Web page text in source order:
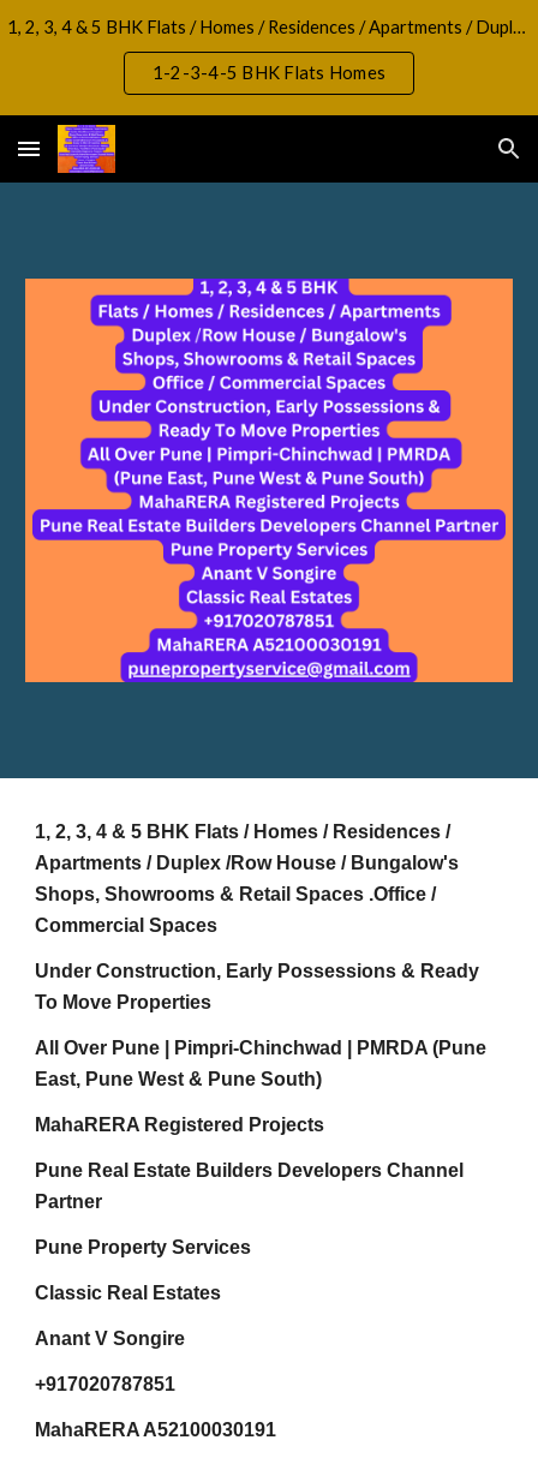
Skip to navigation
1, 2, 3, 4 & 5 BHK Flats / Homes / Residences / Apartments / Duplex / RowHouse / Bungalow, Shops, Showrooms & Retail Spaces Office / Commercial Spaces
1-2-3-4-5 BHK Flats Homes
1, 2, 3, 4 & 5 BHK Flats / Homes / Residences /
Apartments / Duplex /Row House / Bungalow's
Shops, Showrooms & Retail Spaces .Office /
Commercial Spaces
Under Construction, Early Possessions & Ready
To Move Properties
All Over Pune | Pimpri-Chinchwad | PMRDA (Pune
East, Pune West & Pune South)
MahaRERA Registered Projects
Pune Real Estate Builders Developers Channel
Partner
Pune Property Services
Classic Real Estates
Anant V Songire
+917020787851
MahaRERA A52100030191